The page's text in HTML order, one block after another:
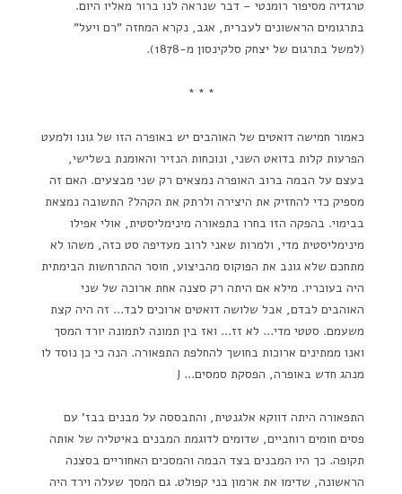
טרגדיה מסיפור רומנטי – דבר שנראה לנו ברור מאליו היום.
בתרגומים הראשונים לעברית, אגב, נקרא המחזה "רם ויעל"
(למשל בתרגום של יצחק סלקינסון מ-1878).
* * *
כאמור חמישה דואטים של האוהבים יש באופרה הזו של גונו ולמעט
הפרעות קלות בדואט השני, ונוכחות הנזיר והאומנת בשלישי,
בעצם על הבמה ברוב האופרה נמצאים רק שני מבצעים. האם זה
מספיק כדי להחזיק את היצירה ולרתק את הקהל? התשובה נמצאת
בבימוי. בהפקה הזו בחרו בתפאורה מינימליסטית, אולי אפילו
מינימליסטית מדי, ולמרות שאני לרוב מעדיפה סט כזה, משהו לא
מתחכם שלא גונב את הפוקוס מהביצוע, חוסר ההתרחשות הבימתית
היה בעוכריו. מילא אם היתה רק סצנה אחת ארוכה של שני
האוהבים לבדם, אבל שלושה דואטים ארוכים לבד… זה היה קצת
משעמם. סטטי מדי… לא זז… ואז בין תמונה לתמונה יורד המסך
ואנו ממתינים ארוכות בחושך להחלפת התפאורה. הנה כי כן נוסד לו
מנהג חדש באופרה, הפסקת סמסים… J
התפאורה היתה דווקא אלגנטית, והתבססה על מבנים בבז' עם
פסים חומים רוחביים, שדומים לדוגמת המבנים באיטליה של אותה
תקופה. כך היו המבנים בצד הבמה והמסכים האחוריים בסצנה
הראשונה, שדימו את ארמון בני קפולט. גם המסך שעלה וירד היה